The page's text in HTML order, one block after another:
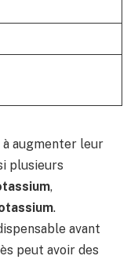
augmenter leur
plusieurs
,
.
avant
peut avoir des